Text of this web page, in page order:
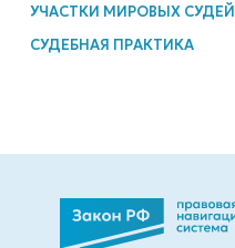
УЧАСТКИ МИРОВЫХ СУДЕЙ
СУДЕБНАЯ ПРАКТИКА